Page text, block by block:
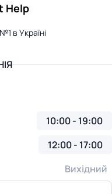
Help
в Україні
10:00 - 19:00
12:00 - 17:00
Вихідний